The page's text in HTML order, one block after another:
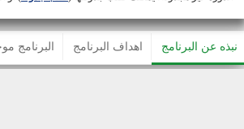
نبذه عن البرنامج اهداف البرنامج البرنامج